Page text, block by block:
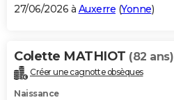
27/06/2026 à Auxerre (Yonne)
Colette MATHIOT (82 ans)
Créer une cagnotte obsèques
Naissance